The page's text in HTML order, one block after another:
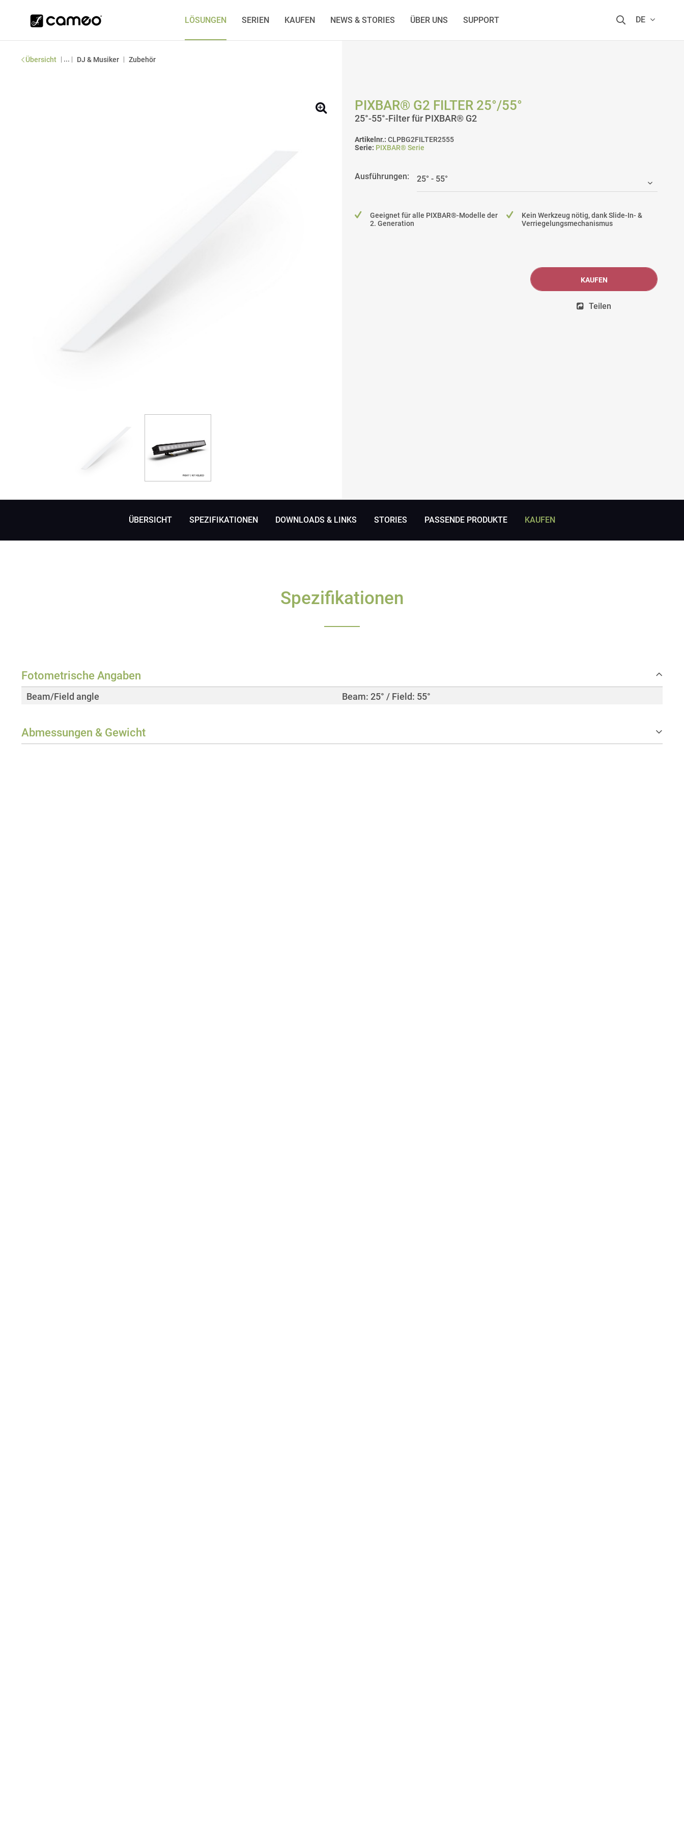
LÖSUNGEN SERIEN KAUFEN NEWS & STORIES ÜBER UNS SUPPORT DE
Übersicht | ... | DJ & Musiker | Zubehör
PIXBAR® G2 FILTER 25°/55°
25°-55°-Filter für PIXBAR® G2
Artikelnr.: CLPBG2FILTER2555
Serie: PIXBAR® Serie
Ausführungen:
Geeignet für alle PIXBAR®-Modelle der
2. Generation
Kein Werkzeug nötig, dank Slide-In- &
Verriegelungsmechanismus
KAUFEN
Teilen
ÜBERSICHT SPEZIFIKATIONEN DOWNLOADS & LINKS STORIES PASSENDE PRODUKTE KAUFEN
Spezifikationen
Fotometrische Angaben
Beam/Field angle Beam: 25° / Field: 55°
Abmessungen & Gewicht